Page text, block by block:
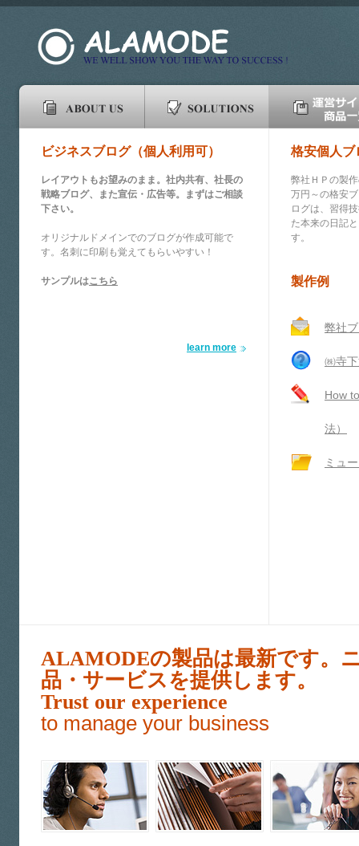
ビジネスブログ（個人利用可）
レイアウトもお望みのまま。社内共有、社長の
戦略ブログ、また宣伝・広告等。まずはご相談
下さい。
オリジナルドメインでのブログが作成可能で
す。名刺に印刷も覚えてもらいやすい！
サンプルはこちら
learn more
格安個人ブ
弊社ＨＰの製
万円～の格安
ログは、習得
た本来の日記
す。
製作例
弊社
㈱寺
How
法）
ミュ
ALAMODEの製品は最新です。
品・サービスを提供します。
Trust our experience
to manage your business